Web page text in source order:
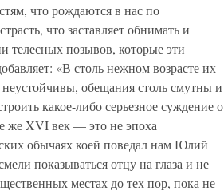
что рождаются в нас по
что заставляет обнимать и
позывов, которые эти
«В столь нежном возрасте их
обещания столь смутны и
какое-либо серьезное суждение о
же XVI век — это не эпоха
обычаях коей поведал нам Юлий
показываться отцу на глаза и не
местах до тех пор, пока не